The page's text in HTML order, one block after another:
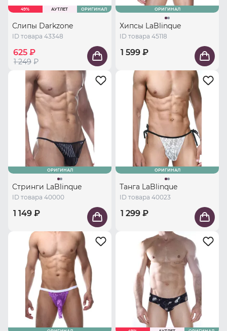
49% АУТЛЕТ ОРИГИНАЛ
Слипы Darkzone
ID товара 43348
625 ₽
1 249 ₽
ОРИГИНАЛ
Хипсы LaBlinque
ID товара 45118
1 599 ₽
ОРИГИНАЛ
Стринги LaBlinque
ID товара 40000
1 149 ₽
ОРИГИНАЛ
Танга LaBlinque
ID товара 40023
1 299 ₽